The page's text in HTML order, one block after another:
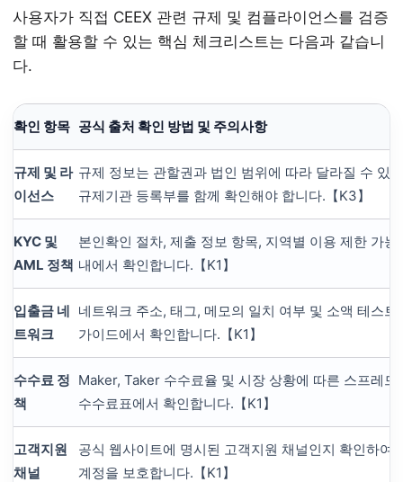
사용자가 직접 CEEX 관련 규제 및 컴플라이언스를 검증
할 때 활용할 수 있는 핵심 체크리스트는 다음과 같습니
다.
확인 항목 공식 출처 확인 방법 및 주의사항
규제 및 라
이선스
규제 정보는 관할권과 법인 범위에 따라 달라질 수 있
규제기관 등록부를 함께 확인해야 합니다.【K3】
KYC 및
AML 정책
본인확인 절차, 제출 정보 항목, 지역별 이용 제한 가
내에서 확인합니다.【K1】
입출금 네
트워크
네트워크 주소, 태그, 메모의 일치 여부 및 소액 테스
가이드에서 확인합니다.【K1】
수수료 정
책
Maker, Taker 수수료율 및 시장 상황에 따른 스프레드
수수료표에서 확인합니다.【K1】
고객지원
채널
공식 웹사이트에 명시된 고객지원 채널인지 확인하여
계정을 보호합니다.【K1】